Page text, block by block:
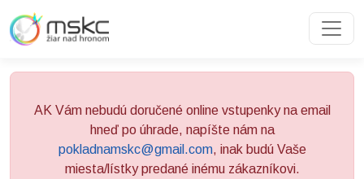
AK Vám nebudú doručené online vstupenky na email
hneď po úhrade, napíšte nám na
pokladnamskc@gmail.com, inak budú Vaše
miesta/lístky predané inému zákazníkovi.